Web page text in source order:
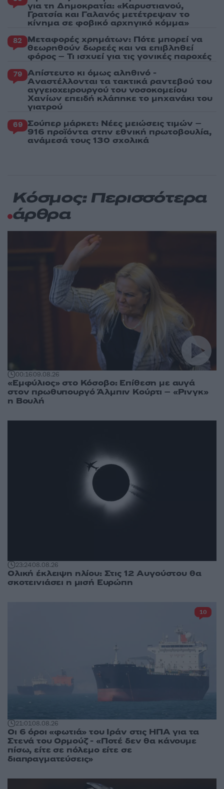
για τη Δημοκρατία: «Καρυστιανού,
Γρατσία και Γαλανός μετέτρεψαν το
κίνημα σε φοβικό αρχηγικό κόμμα»
82 Μεταφορές χρημάτων: Πότε μπορεί να
θεωρηθούν δωρεές και να επιβληθεί
φόρος – Τι ισχυεί για τις γονικές παροχές
79 Απίστευτο κι όμως αληθινό -
Aναστέλλονται τα τακτικά ραντεβού του
αγγειοχειρουργού του νοσοκομείου
Χανίων επειδή κλάπηκε το μηχανάκι του
γιατρού
69 Σούπερ μάρκετ: Νέες μειώσεις τιμών –
916 προϊόντα στην εθνική πρωτοβουλία,
ανάμεσά τους 130 σχολικά
Κόσμος: Περισσότερα
άρθρα
00:1609.08.26
«Εμφύλιος» στο Κόσοβο: Επίθεση με αυγά
στον πρωθυπουργό Άλμπιν Κούρτι – «Ρινγκ»
η Βουλή
23:2408.08.26
Ολική έκλειψη ηλίου: Στις 12 Αυγούστου θα
σκοτεινιάσει η μισή Ευρώπη
21:0108.08.26
Οι 6 όροι «φωτιά» του Ιράν στις ΗΠΑ για τα
Στενά του Ορμούζ - «Ποτέ δεν θα κάνουμε
πίσω, είτε σε πόλεμο είτε σε
διαπραγματεύσεις»
10